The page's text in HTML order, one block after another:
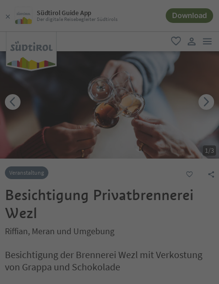
Südtirol Guide App
Der digitale Reisebegleiter Südtirols Download
favorit
user link
1/3
Veranstaltung
Besichtigung Privatbrennerei
Wezl
Riffian, Meran und Umgebung
Besichtigung der Brennerei Wezl mit Verkostung
von Grappa und Schokolade